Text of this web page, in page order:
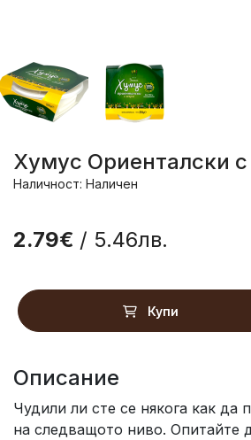
Хумус Ориенталски с
Наличност: Наличен
2.79€ / 5.46лв.
Купи
Описание
Чудили ли сте се някога как да
на следващото ниво. Опитайте